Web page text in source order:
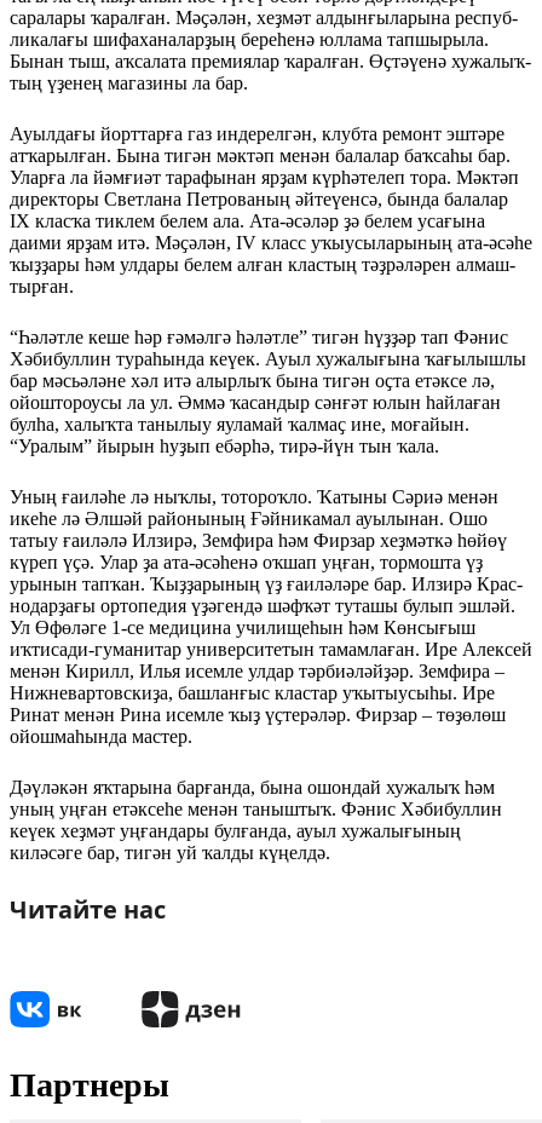
саралары ҡа­рал­ған. Мәҫәлән, хеҙмәт ал­дын­ғыларына респуб­
лика­лағы шифаханаларҙың бере­һенә юллама тапшырыла.
Бынан тыш, аҡсалата премия­лар ҡа­ралған. Өҫтәүенә ху­жалыҡ­
тың үҙенең магазины ла бар.
Ауылдағы йорттарға газ индерелгән, клубта ремонт эш­тәре
атҡарылған. Бына тигән мәктәп менән балалар баҡсаһы бар.
Уларға ла йәмғиәт тарафынан ярҙам күрһәтелеп тора. Мәктәп
директоры Светлана Петрова­ның әйтеүенсә, бында балалар
IX класҡа тиклем белем ала. Ата-әсәләр ҙә белем усағына
даими ярҙам итә. Мәҫәлән, IV класс уҡыусы­ларының ата-әсәһе
ҡыҙҙары һәм улдары белем алған кластың тәҙрәләрен алмаш­
тырған.
“Һәләтле кеше һәр ғәмәлгә һәләтле” тигән һүҙҙәр тап Фәнис
Хәбибуллин тураһында кеүек. Ауыл хужалығына ҡағы­лышлы
бар мәсьәләне хәл итә алырлыҡ бына тигән оҫта етәк­се лә,
ойоштороусы ла ул. Әммә ҡасандыр сәнғәт юлын һайлаған
булһа, ха­лыҡта танылыу яуламай ҡал­маҫ ине, моғайын.
“Уралым” йырын һуҙып ебәрһә, тирә-йүн тын ҡала.
Уның ғаиләһе лә ныҡлы, тотороҡло. Ҡатыны Сәриә менән
икеһе лә Әлшәй районының Ғәй­никамал ауылынан. Ошо
татыу ғаиләлә Илзирә, Земфира һәм Фирзар хеҙмәткә һөйөү
күреп үҫә. Улар ҙа ата-әсәһенә оҡшап уңған, тормошта үҙ
урынын тапҡан. Ҡыҙҙарының үҙ ғаиләләре бар. Илзирә Крас­
нодарҙағы ортопедия үҙәгендә шәфҡәт туташы булып эшләй.
Ул Өфөләге 1-се медицина училищеһын һәм Көнсығыш
иҡтисади-гуманитар университетын тамам­лаған. Ире Алексей
менән Кирилл, Илья исемле улдар тәрбиәләйҙәр. Земфира –
Нижневартовски­ҙа, башлан­ғыс кластар уҡы­тыусыһы. Ире
Ринат менән Рина исемле ҡыҙ үҫтерәләр. Фирзар – төҙөлөш
ойошма­һында мастер.
Дәүләкән яҡтарына бар­ғанда, бына ошондай хужалыҡ һәм
уның уңған етәксеһе ме­нән таныштыҡ. Фәнис Хә­бибуллин
кеүек хеҙмәт уң­ғандары булғанда, ауыл хужа­лығының
киләсәге бар, тигән уй ҡалды күңелдә.
Читайте нас
Партнеры